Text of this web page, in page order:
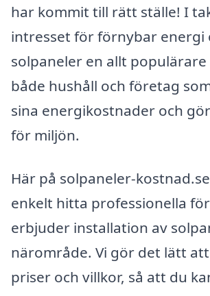
har kommit till rätt ställe! I
intresset för förnybar energi
solpaneler en allt
både hushåll och företag
sina energikostnader och
för miljön.
Här på solpaneler-
enkelt hitta professionella
erbjuder installation av
närområde. Vi gör det lätt
priser och villkor, så att du